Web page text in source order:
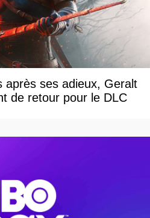
après ses adieux, Geralt
de retour pour le DLC